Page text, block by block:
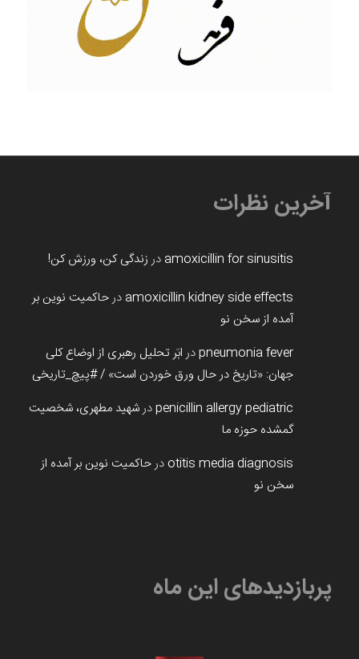
آخرین نظرات
amoxicillin for sinusitis در زندگی کن، ورزش کن!
amoxicillin kidney side effects درحاکمیت نوین بر
آمده از سخن نو
pneumonia feverدرابَر تحلیل رهبری از اوضاع کلی
جهان: «تاریخ در حال ورق خوردن است» / #پیچ_تاریخی
penicillin allergy pediatricدرشهید مطهری، شخصیت
گمشده حوزه ما
otitis media diagnosisدرحاکمیت نوین بر آمده از
سخن نو
پربازدیدهای این ماه